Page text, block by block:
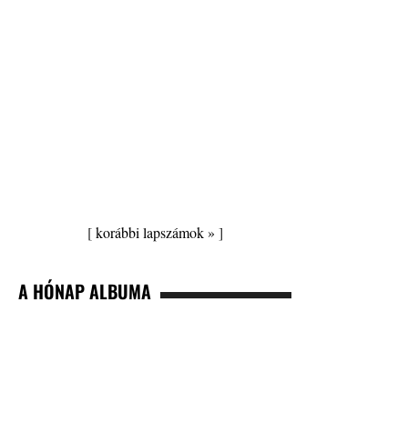
[korábbi lapszámok » ]
A HÓNAP ALBUMA